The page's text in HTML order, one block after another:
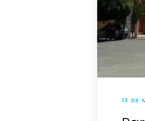
13 DE